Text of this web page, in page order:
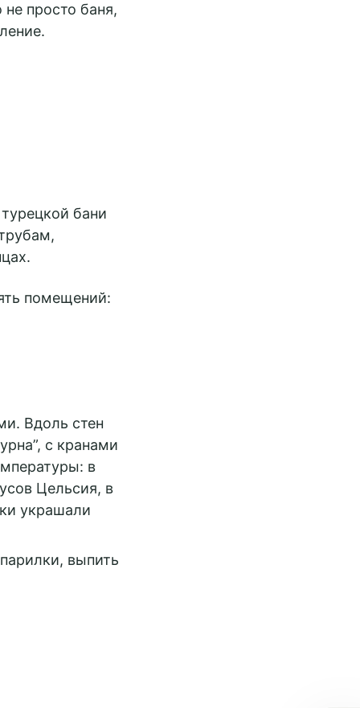
просто баня,
бани
помещений:
Вдоль стен
с кранами
в
Цельсия, в
украшали
выпить